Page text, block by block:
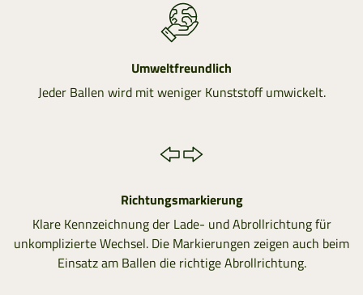
Umweltfreundlich
Jeder Ballen wird mit weniger Kunststoff umwickelt.
Richtungsmarkierung
Klare Kennzeichnung der Lade- und Abrollrichtung für
unkomplizierte Wechsel. Die Markierungen zeigen auch beim
Einsatz am Ballen die richtige Abrollrichtung.